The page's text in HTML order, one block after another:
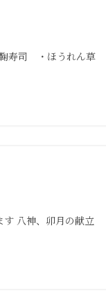
寿司 ・ほうれん草
八神、卯月の献立